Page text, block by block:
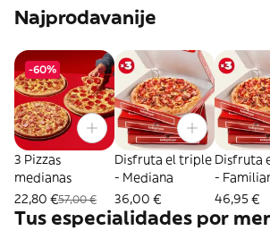
Najprodavanije
-60%
3 Pizzas
medianas
22,80 €57,00 €
Disfruta el triple
- Mediana
36,00 €
Disfruta
-
46,95 €
Tus especialidades por